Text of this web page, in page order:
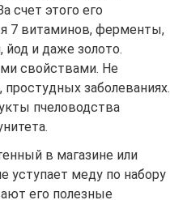
счет этого его
7 витаминов, ферменты,
йод и даже золото.
свойствами. Не
заболеваниях.
пчеловодства
в магазине или
уступает меду по набору
его полезные